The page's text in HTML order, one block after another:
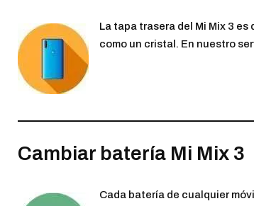
La tapa trasera del Mi Mix 3
como un cristal. En nuestro
Cambiar batería Mi Mix 3
Cada batería de cualquier